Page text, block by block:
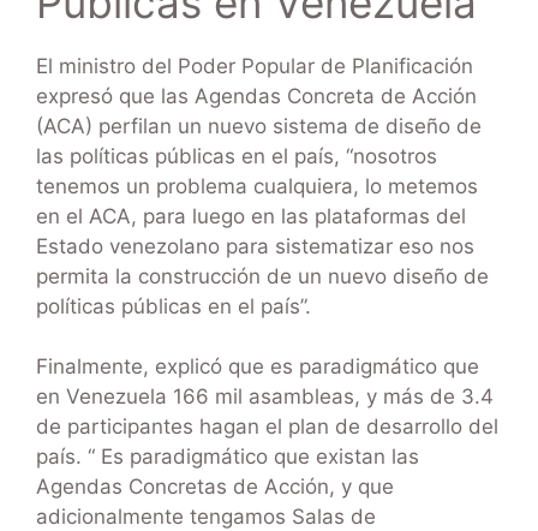
El ministro del Poder Popular de Planificación
expresó que las Agendas Concreta de Acción
(ACA) perfilan un nuevo sistema de diseño de
las políticas públicas en el país, “nosotros
tenemos un problema cualquiera, lo metemos
en el ACA, para luego en las plataformas del
Estado venezolano para sistematizar eso nos
permita la construcción de un nuevo diseño de
políticas públicas en el país”.
Finalmente, explicó que es paradigmático que
en Venezuela 166 mil asambleas, y más de 3.4
de participantes hagan el plan de desarrollo del
país. “ Es paradigmático que existan las
Agendas Concretas de Acción, y que
adicionalmente tengamos Salas de